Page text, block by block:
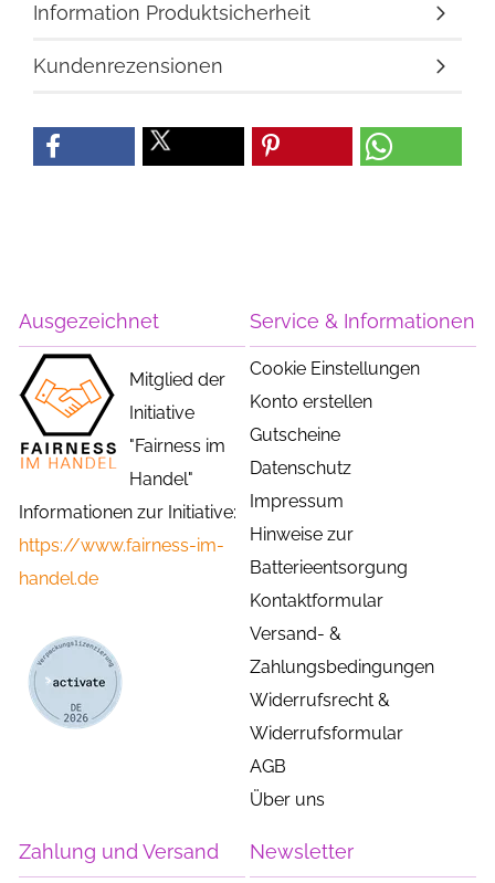
Information Produktsicherheit
Kundenrezensionen
Ausgezeichnet
Mitglied der
Initiative
"Fairness im
Handel"
Informationen zur Initiative:
https://www.fairness-im-
handel.de
Service & Informationen
Cookie Einstellungen
Konto erstellen
Gutscheine
Datenschutz
Impressum
Hinweise zur
Batterieentsorgung
Kontaktformular
Versand- &
Zahlungsbedingungen
Widerrufsrecht &
Widerrufsformular
AGB
Über uns
Zahlung und Versand Newsletter